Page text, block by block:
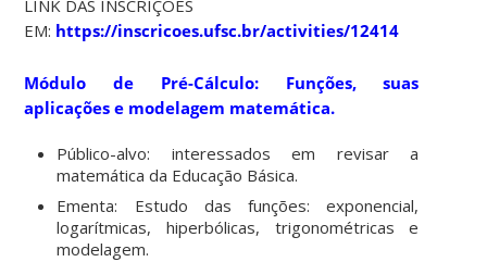
LINK DAS INSCRIÇÕES
EM: https://inscricoes.ufsc.br/activities/12414
Módulo de Pré-Cálculo: Funções, suas
aplicações e modelagem matemática.
Público-alvo: interessados em revisar a
matemática da Educação Básica.
Ementa: Estudo das funções: exponencial,
logarítmicas, hiperbólicas, trigonométricas e
modelagem.